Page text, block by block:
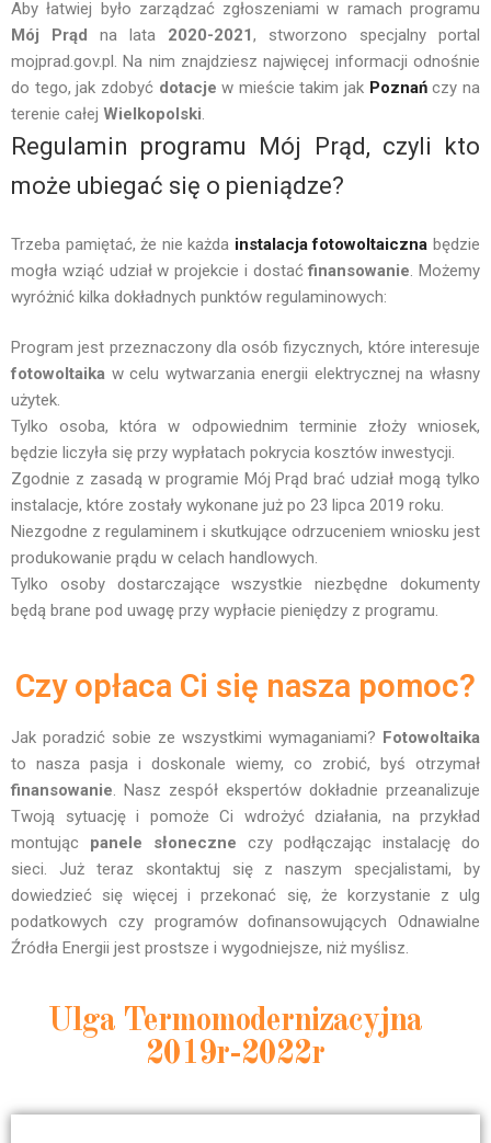
Aby łatwiej było zarządzać zgłoszeniami w ramach programu
Mój Prąd na lata 2020-2021 , stworzono specjalny portal
mojprad.gov.pl. Na nim znajdziesz najwięcej informacji odnośnie
do tego, jak zdobyć dotacje w mieście takim jak Poznańczy na
terenie całej Wielkopolski.
Regulamin programu Mój Prąd, czyli kto
może ubiegać się o pieniądze?
Trzeba pamiętać, że nie każda instalacja fotowoltaiczna będzie
mogła wziąć udział w projekcie i dostaćfinansowanie. Możemy
wyróżnić kilka dokładnych punktów regulaminowych:
Program jest przeznaczony dla osób fizycznych, które interesuje
fotowoltaika w celu wytwarzania energii elektrycznej na własny
użytek.
Tylko osoba, która w odpowiednim terminie złoży wniosek,
będzie liczyła się przy wypłatach pokrycia kosztów inwestycji.
Zgodnie z zasadą w programie Mój Prąd brać udział mogą tylko
instalacje, które zostały wykonane już po 23 lipca 2019 roku.
Niezgodne z regulaminem i skutkujące odrzuceniem wniosku jest
produkowanie prądu w celach handlowych.
Tylko osoby dostarczające wszystkie niezbędne dokumenty
będą brane pod uwagę przy wypłacie pieniędzy z programu.
Czy opłaca Ci się nasza pomoc?
Jak poradzić sobie ze wszystkimi wymaganiami? Fotowoltaika
to nasza pasja i doskonale wiemy, co zrobić, byś otrzymał
finansowanie. Nasz zespół ekspertów dokładnie przeanalizuje
Twoją sytuację i pomoże Ci wdrożyć działania, na przykład
montując panele słoneczne czy podłączając instalację do
sieci. Już teraz skontaktuj się z naszym specjalistami, by
dowiedzieć się więcej i przekonać się, że korzystanie z ulg
podatkowych czy programów dofinansowujących Odnawialne
Źródła Energii jest prostsze i wygodniejsze, niż myślisz.
Ulga Termomodernizacyjna
2019r-2022r